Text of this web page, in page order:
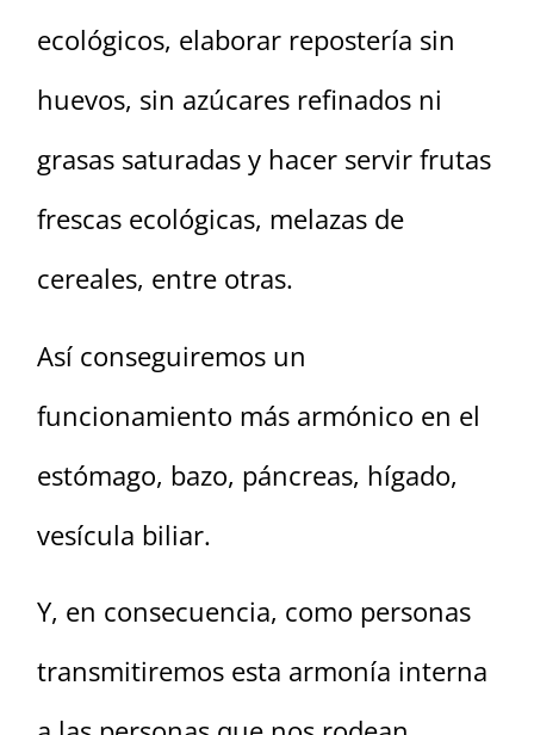
ecológicos, elaborar repostería sin
huevos, sin azúcares refinados ni
grasas saturadas y hacer servir frutas
frescas ecológicas, melazas de
cereales, entre otras.
Así conseguiremos un
funcionamiento más armónico en el
estómago, bazo, páncreas, hígado,
vesícula biliar.
Y, en consecuencia, como personas
transmitiremos esta armonía interna